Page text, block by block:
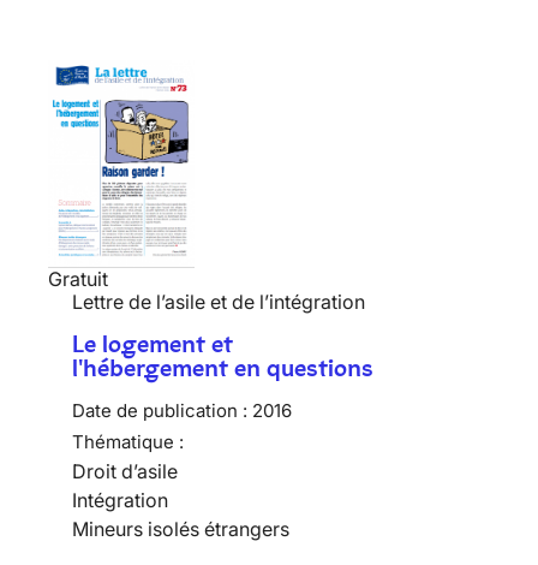
Gratuit
Lettre de l’asile et de l’intégration
Le logement et
l'hébergement en questions
Date de publication : 2016
Thématique :
Droit d’asile
Intégration
Mineurs isolés étrangers